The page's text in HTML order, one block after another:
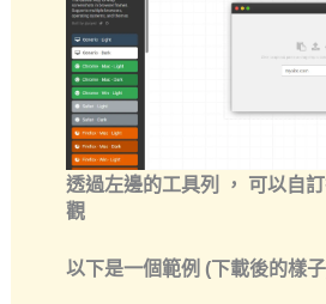
透過左邊的工具列 ， 可以自
觀
以下是一個範例 (下載後的樣